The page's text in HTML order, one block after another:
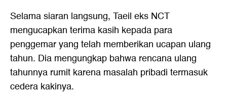
Selama siaran langsung, Taeil eks NCT
mengucapkan terima kasih kepada para
penggemar yang telah memberikan ucapan ulang
tahun. Dia mengungkap bahwa rencana ulang
tahunnya rumit karena masalah pribadi termasuk
cedera kakinya.